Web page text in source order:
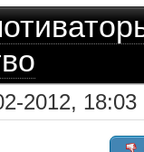
2012, 18:03